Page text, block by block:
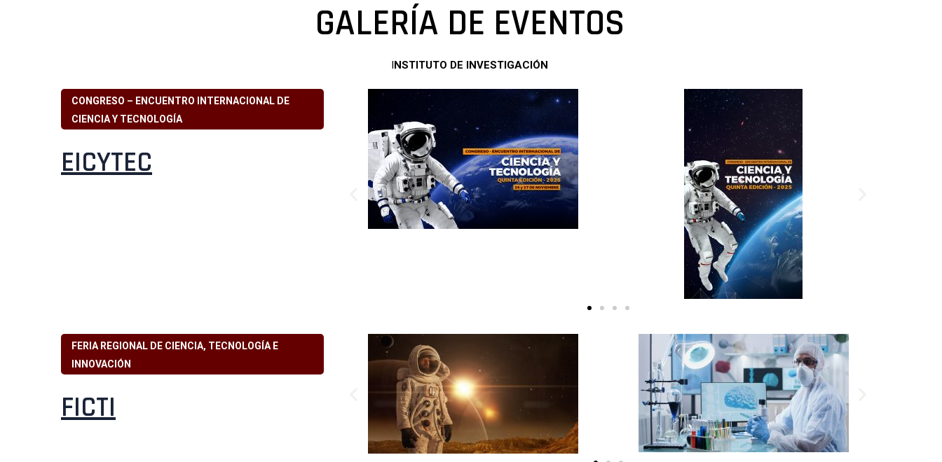
GALERÍA DE EVENTOS
INSTITUTO DE INVESTIGACIÓN
CONGRESO – ENCUENTRO INTERNACIONAL DE
CIENCIA Y TECNOLOGÍA
EICYTEC
FERIA REGIONAL DE CIENCIA, TECNOLOGÍA E
INNOVACIÓN
FICTI